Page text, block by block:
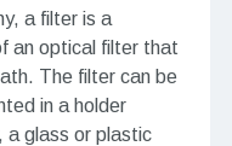
a filter is a
an optical filter that
The filter can be
in a holder
a glass or plastic